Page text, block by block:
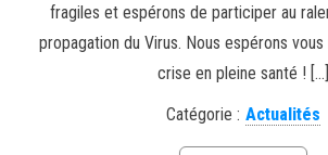
fragiles et espérons de participer au
propagation du Virus. Nous espérons
crise en pleine santé ! […]
Catégorie : Actualités